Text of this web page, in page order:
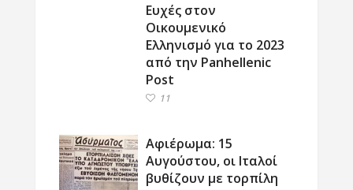
Ευχές στον
Οικουμενικό
Ελληνισμό για το 2023
από την Panhellenic
Post
11
Αφιέρωμα: 15
Αυγούστου, οι Ιταλοί
βυθίζουν με τορπίλη